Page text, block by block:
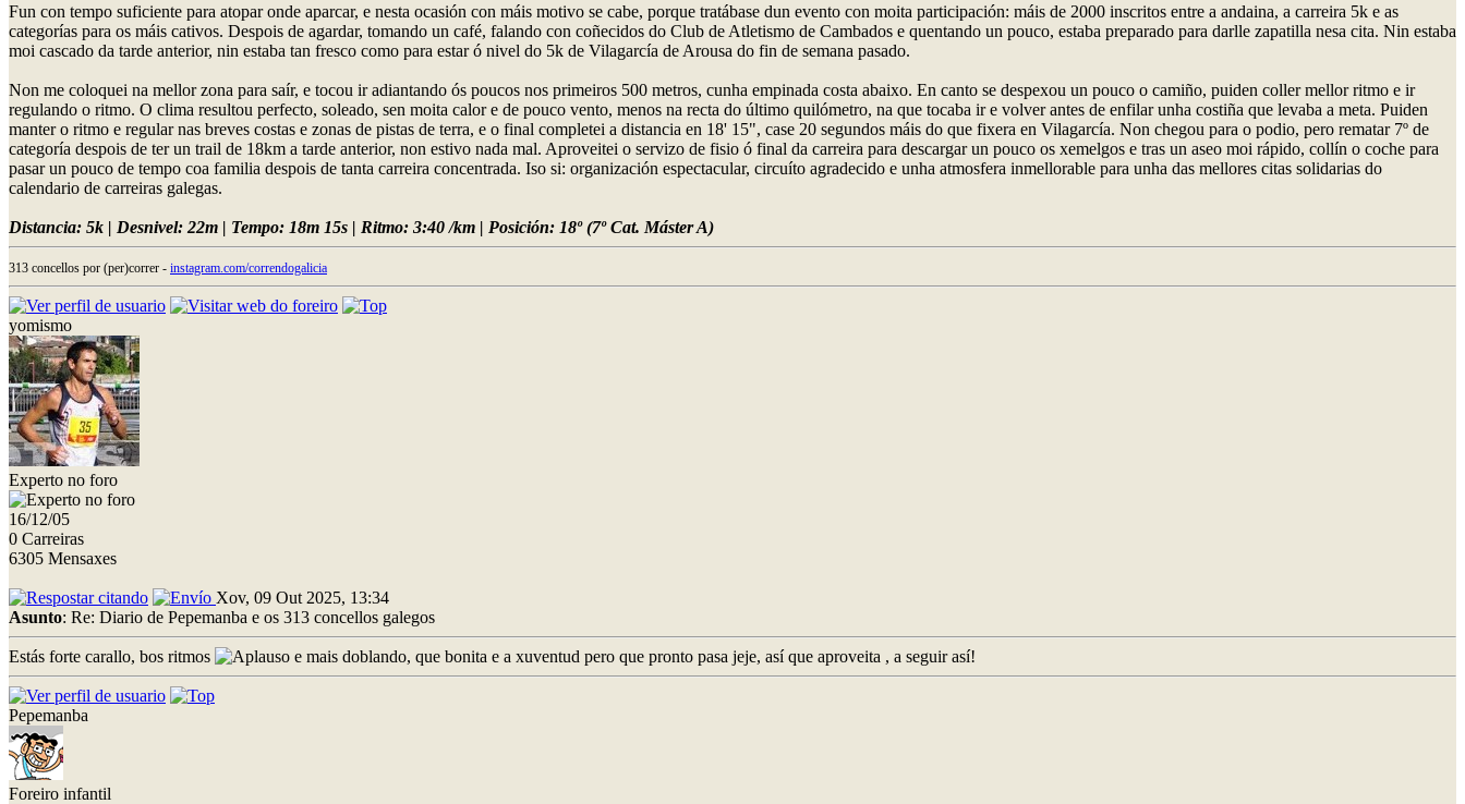
Fun con tempo suficiente para atopar onde aparcar, e nesta ocasión con máis motivo se cabe, porque tratábase dun evento con moita participación: máis de 2000 inscritos entre a andaina, a carreira 5k e as
categorías para os máis cativos. Despois de agardar, tomando un café, falando con coñecidos do Club de Atletismo de Cambados e quentando un pouco, estaba preparado para darlle zapatilla nesa cita. Nin estaba
moi cascado da tarde anterior, nin estaba tan fresco como para estar ó nivel do 5k de Vilagarcía de Arousa do fin de semana pasado.
Non me coloquei na mellor zona para saír, e tocou ir adiantando ós poucos nos primeiros 500 metros, cunha empinada costa abaixo. En canto se despexou un pouco o camiño, puiden coller mellor ritmo e ir
regulando o ritmo. O clima resultou perfecto, soleado, sen moita calor e de pouco vento, menos na recta do último quilómetro, na que tocaba ir e volver antes de enfilar unha costiña que levaba a meta. Puiden
manter o ritmo e regular nas breves costas e zonas de pistas de terra, e o final completei a distancia en 18' 15", case 20 segundos máis do que fixera en Vilagarcía. Non chegou para o podio, pero rematar 7º de
categoría despois de ter un trail de 18km a tarde anterior, non estivo nada mal. Aproveitei o servizo de fisio ó final da carreira para descargar un pouco os xemelgos e tras un aseo moi rápido, collín o coche para
pasar un pouco de tempo coa familia despois de tanta carreira concentrada. Iso si: organización espectacular, circuíto agradecido e unha atmosfera inmellorable para unha das mellores citas solidarias do
calendario de carreiras galegas.
Distancia: 5k | Desnivel: 22m | Tempo: 18m 15s | Ritmo: 3:40 /km | Posición: 18º (7º Cat. Máster A)
313 concellos por (per)correr - instagram.com/correndogalicia
yomismo
Experto no foro
16/12/05
0 Carreiras
6305 Mensaxes
Xov, 09 Out 2025, 13:34
Asunto: Re: Diario de Pepemanba e os 313 concellos galegos
Estás forte carallo, bos ritmos e mais doblando, que bonita e a xuventud pero que pronto pasa jeje, así que aproveita , a seguir así!
Pepemanba
Foreiro infantil